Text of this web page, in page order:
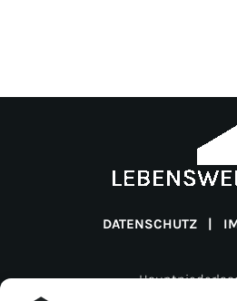
DATENSCHUTZ |